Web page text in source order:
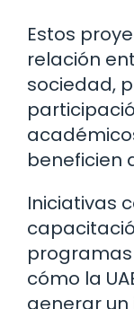
Estos
relación
sociedad,
beneficien
Iniciativas
cómo la
generar